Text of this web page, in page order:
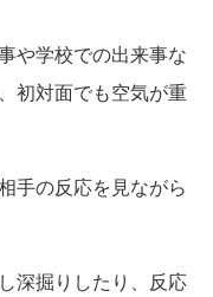
や学校での出来事な
初対面でも空気が重
手の反応を見ながら
深掘りしたり、反応